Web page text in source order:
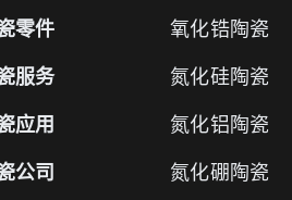
零件
服务
应用
公司
氧化锆陶瓷
氮化硅陶瓷
氮化铝陶瓷
氮化硼陶瓷